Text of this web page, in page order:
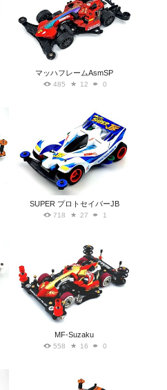
マッハフレームAsmSP
485 12 0
SUPER プロトセイバーJB
718 27 1
MF-Suzaku
558 16 0